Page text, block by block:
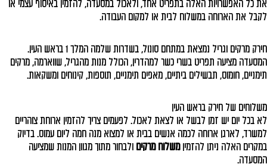
את כל האפשרויות האלה בתפריט אחד, ולאכול במסעדה, להזמין באיסוף עצמי או
לקבל את הארוחה במשלוח לבית או למקום העבודה.
חירק מרקים וגריל נמצאת במתחם סונול, בשדרות שלמה המלך 1 בראש העין.
המסעדה מציעה תפריט בשרי כשר למהדרין, הכולל מנות מהגריל, שווארמה, מרקים
תימניים, חומוס, תבשילים ביתיים, מאפים תימניים, תוספות, קינוחים ומשקאות.
משלוחים של חירק בראש העין
לא בכל יום יש זמן לבשל או לצאת לאכול. לפעמים צריך להזמין ארוחת צוהריים
למשרד, לארגן ארוחה לכמה אנשים בבית או למצוא מנה חמה ליום עמוס. בדיוק
במקרים האלה ניתן להזמיןמשלוח מרקים ולבחור מתוך מגוון המנות שמציעה
המסעדה.